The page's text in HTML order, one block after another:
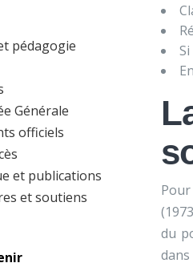
du
pédagogie
Générale
officiels
et publications
et soutiens